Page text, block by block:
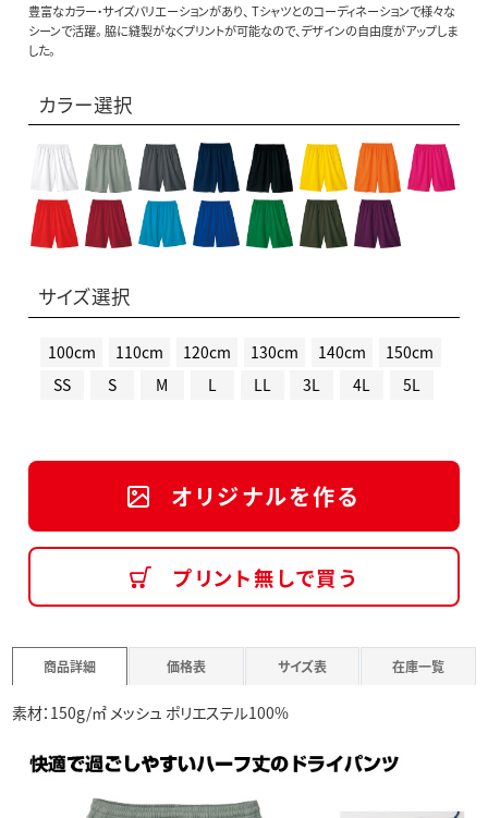
豊富なカラー・サイズバリエーションがあり、 Tシャツとのコーディネーションで様々な
シーンで活躍。 脇に縫製がなくプリントが可能なので、デザインの自由度がアップしま
した。
カラー選択
サイズ選択
100cm 110cm 120cm 130cm 140cm
150cm
SS
S M L LL 3L 4L 5L
オリジナルを作る
プリント無しで買う
商品詳細 価格表 サイズ表 在庫一覧
素材：150g/㎡ メッシュ ポリエステル100%